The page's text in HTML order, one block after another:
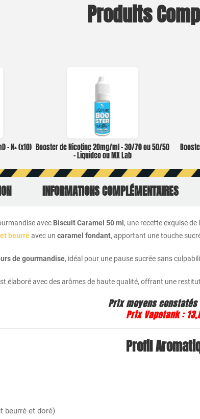
Produits
– N+ (x10) Booster de Nicotine 20mg/ml – 30/70 ou 50/50
– Liquideo ou MX Lab
INFORMATIONS COMPLÉMENTAIRES
avec Biscuit Caramel 50 ml, une recette exquise de
beurréavec un caramel fondant, apportant une touche
de gourmandise, idéal pour une pause sucrée sans
élaboré avec des arômes de haute qualité, offrant une
Prix moyens constatés
Prix Vapotank :
Profil
beurré et doré)